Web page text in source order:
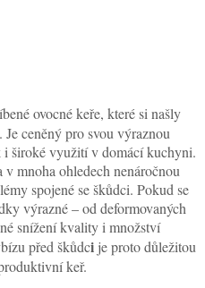
ovocné keře, které si našly
ceněný pro svou výraznou
i široké využití v domácí kuchyni.
mnoha ohledech nenáročnou
spojené se škůdci. Pokud se
výrazné – od deformovaných
snížení kvality i množství
před škůdci je proto důležitou
keř.